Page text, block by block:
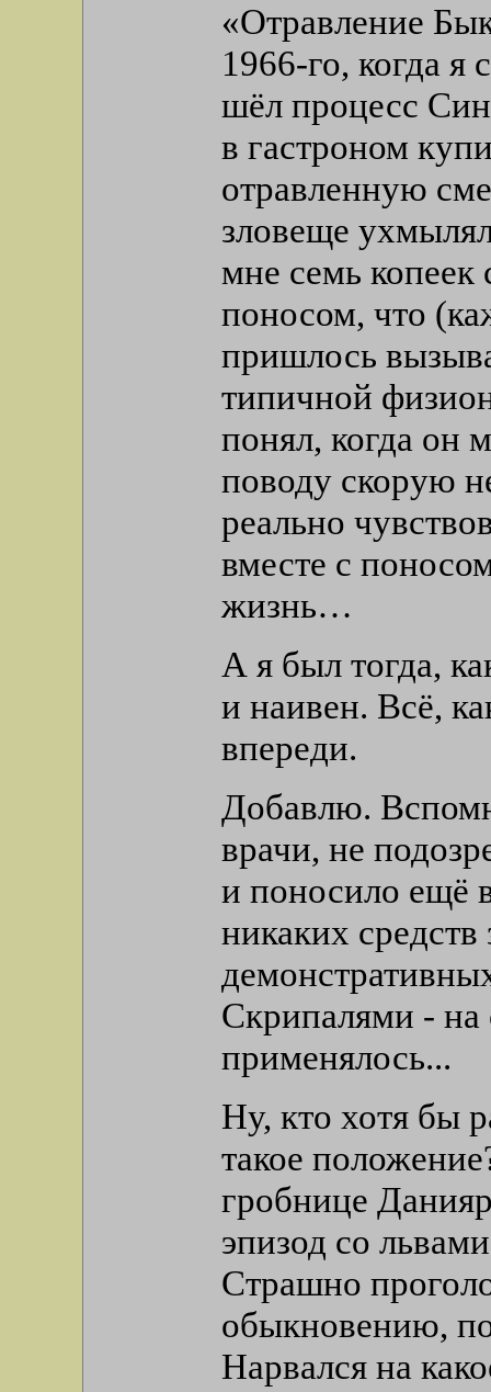
«Отравление
1966-го, когда я
шёл процесс
в гастроном
отравленную
зловеще
мне семь
поносом, что
пришлось
типичной
понял, когда он
поводу скорую
реально
вместе с
жизнь…
А я был тогда,
и наивен. Всё,
впереди.
Добавлю.
врачи, не
и поносило ещё
никаких
Скрипалями - на
применялось...
Ну, кто хотя бы
такое
гробнице
эпизод со
Страшно
обыкновению,
Нарвался на